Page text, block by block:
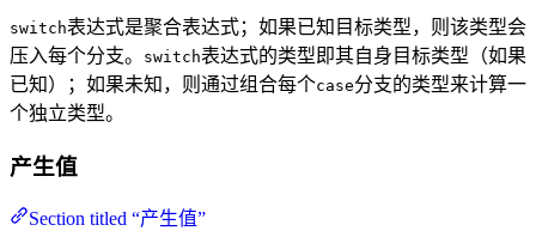
switch表达式是聚合表达式；如果已知目标类型，则该类型会
压入每个分支。
switch表达式的类型即其自身目标类型（如果
已知）；如果未知，则通过组合每个case分支的类型来计算一
个独立类型。
产生值
Section titled “产生值”